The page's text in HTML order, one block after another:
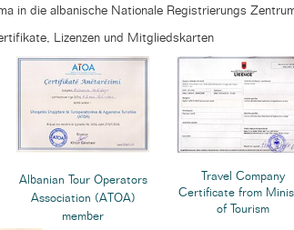
in die albanische Nationale Registrierungs
Lizenzen und Mitgliedskarten
Albanian Tour Operators
Association (ATOA)
member
Travel Company
Certificate from
of Tourism